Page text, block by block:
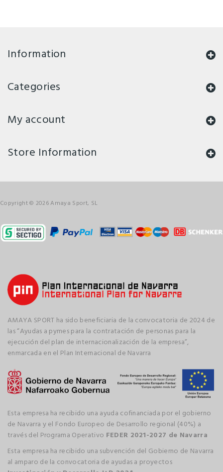
Information
Categories
My account
Store Information
Copyright © 2026 Amaya Sport, SL
AMAYA SPORT ha sido beneficiaria de la convocatoria de 2024 de
las “Ayudas a pymes para la contratación de personas para la
ejecución del plan de internacionalización de la empresa”,
enmarcada en el Plan Internacional de Navarra
Esta empresa ha recibido una ayuda cofinanciada por el gobierno
de Navarra y el Fondo Europeo de Desarrollo regional (40%) a
través del Programa Operativo FEDER 2021-2027 de Navarra
Esta empresa ha recibido una subvención del Gobierno de Navarra
al amparo de la convocatoria de ayudas a proyectos